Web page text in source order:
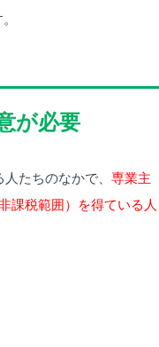
が必要
たちのなかで、 専業主
課税範囲）を得ている人